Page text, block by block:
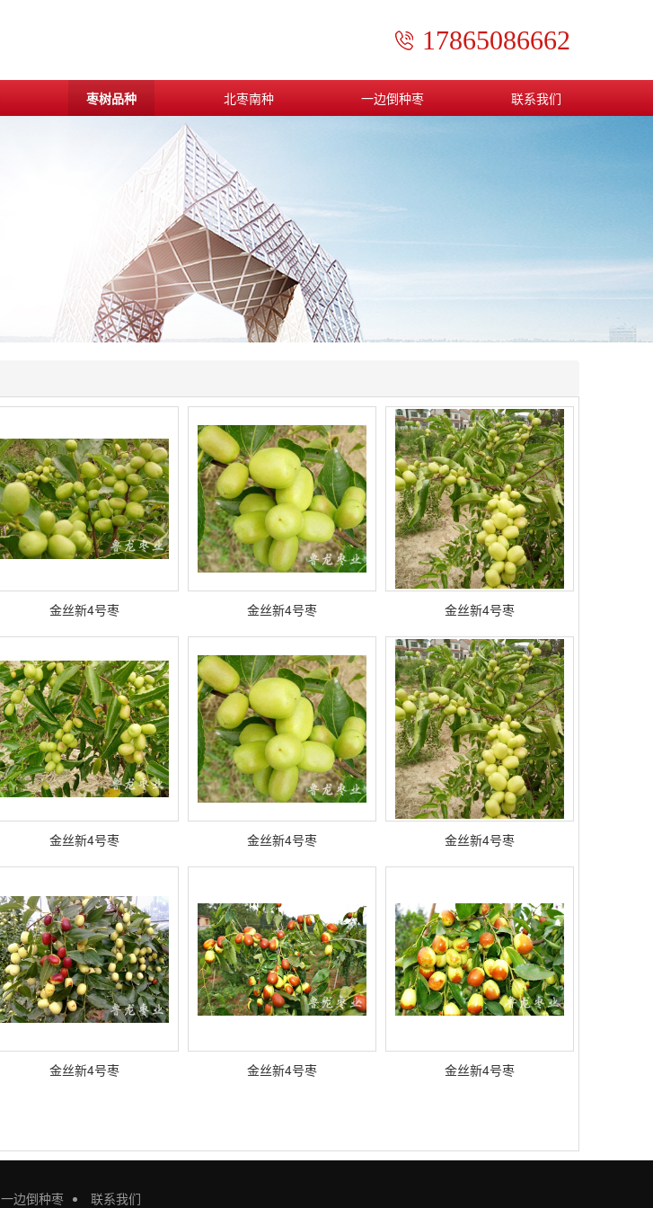
17865086662
枣树品种 北枣南种 一边倒种枣 联系我们
金丝新4号枣 金丝新4号枣 金丝新4号枣
金丝新4号枣 金丝新4号枣 金丝新4号枣
金丝新4号枣 金丝新4号枣 金丝新4号枣
一边倒种枣 联系我们